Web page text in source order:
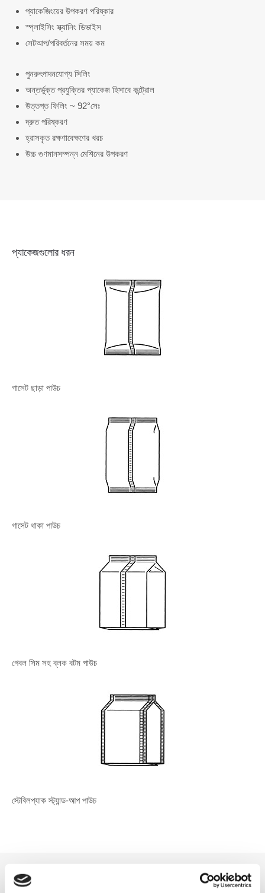
প্যাকেজিংয়ের উপকরণ পরিষ্কার
স্প্লাইসিং স্ক্যানিং ডিভাইস
সেটআপ/পরিবর্তনের সময় কম
পুনরুৎপাদনযোগ্য সিলিং
অন্তর্ভুক্ত প্রযুক্তির প্যাকেজ হিসাবে কন্ট্রোল
উত্তপ্ত ফিলিং ~ 92°সেঃ
দ্রুত পরিষ্করণ
হ্রাসকৃত রক্ষণাবেক্ষণের খরচ
উচ্চ গুণমানসম্পন্ন মেশিনের উপকরণ
প্যাকেজগুলোর ধরন
গাসেট ছাড়া পাউচ
গাসেট থাকা পাউচ
গেবল সিম সহ ব্লক বটম পাউচ
স্টেবিলপ্যাক স্ট্যান্ড-আপ পাউচ